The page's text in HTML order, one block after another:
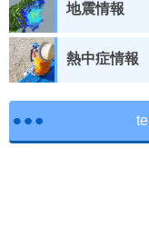
地震情報
熱中症情報